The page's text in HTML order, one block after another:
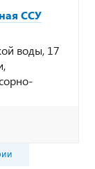
ССУ
воды, 17